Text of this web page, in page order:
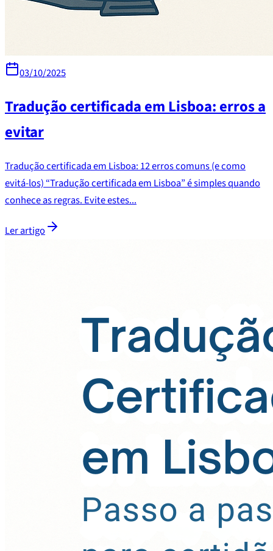
03/10/2025
Tradução certificada em Lisboa: erros a
evitar
Tradução certificada em Lisboa: 12 erros comuns (e como
evitá-los) “Tradução certificada em Lisboa” é simples quando
conhece as regras. Evite estes...
Ler artigo